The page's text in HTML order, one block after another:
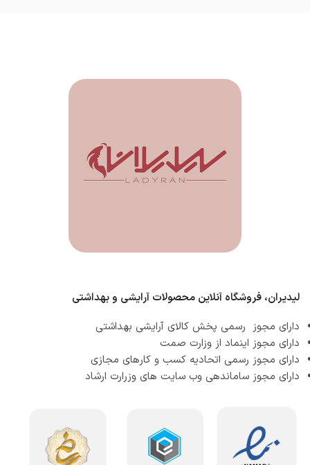
لیدیران، فروشگاه آنلاین محصولات آرایشی و بهداشتی
دارای مجوز رسمی پخش کالای آرایشی بهداشتی
دارای مجوز اینماد از وزارت صمت
دارای مجوز رسمی اتحادیه کسب و کارهای مجازی
دارای مجوز ساماندهی وب سایت های وزرارت ارشاد